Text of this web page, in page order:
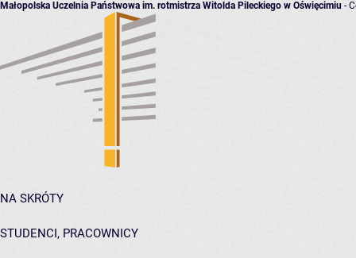
Małopolska Uczelnia Państwowa im. rotmistrza Witolda Pileckiego w Oświęcimiu -
NA SKRÓTY
STUDENCI, PRACOWNICY